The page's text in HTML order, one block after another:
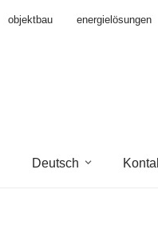
objektbau
energielösungen
Deutsch